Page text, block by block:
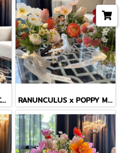
TANGERINE x GAMRICH COSMOS TINY MASTERPIECE VASE RANUNCULUS x POPPY MINI VASE